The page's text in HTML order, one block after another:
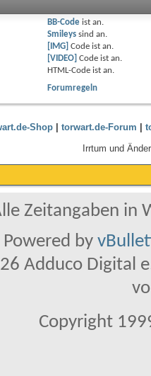
BB-Codeist an.
Smileyssind an.
[IMG] Code ist an.
[VIDEO] Code ist an.
HTML-Code ist an.
Forumregeln
Shop| torwart.de-Forum
Irrtum und
Zeitangaben in
Powered by
Adduco Digital
Copyright